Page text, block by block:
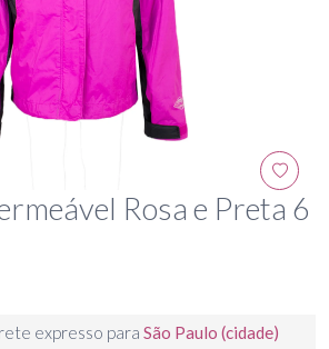
Rosa e Preta 6
expresso para São Paulo (cidade)